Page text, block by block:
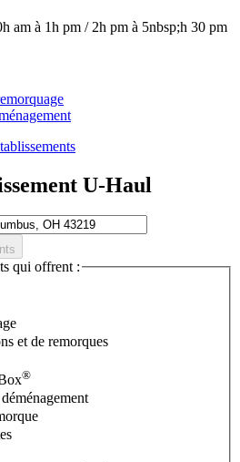
am à 1h pm / 2h pm à 5nbsp;h 30 pm
U-Haul
qui offrent :
et de remorques
®